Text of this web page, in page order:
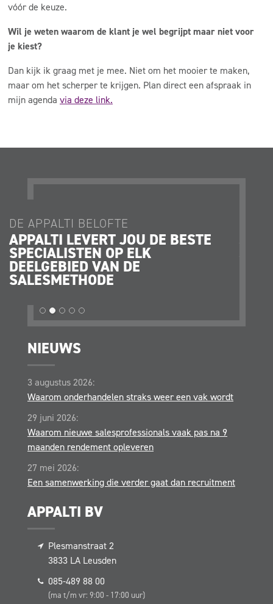
vóór de keuze.
Wil je weten waarom de klant je wel begrijpt maar niet voor
je kiest?
Dan kijk ik graag met je mee. Niet om het mooier te maken,
maar om het scherper te krijgen. Plan direct een afspraak in
mijn agenda via deze link.
DE APPALTI BELOFTE
APPALTI LEVERT JOU DE BESTE
SPECIALISTEN OP ELK
DEELGEBIED VAN DE
SALESMETHODE
NIEUWS
3 augustus 2026:
Waarom onderhandelen straks weer een vak wordt
29 juni 2026:
Waarom nieuwe salesprofessionals vaak pas na 9
maanden rendement opleveren
27 mei 2026:
Een samenwerking die verder gaat dan recruitment
APPALTI BV
Plesmanstraat 2
3833 LA Leusden
085-489 88 00
(ma t/m vr: 9:00 - 17:00 uur)